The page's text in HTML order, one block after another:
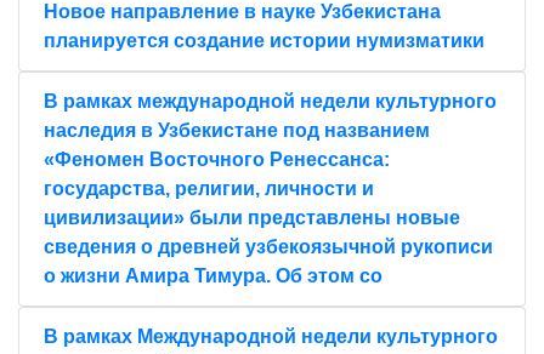
Новое направление в науке Узбекистана
планируется создание истории нумизматики
В рамках международной недели культурного
наследия в Узбекистане под названием
«Феномен Восточного Ренессанса:
государства, религии, личности и
цивилизации» были представлены новые
сведения о древней узбекоязычной рукописи
о жизни Амира Тимура. Об этом со
В рамках Международной недели культурного